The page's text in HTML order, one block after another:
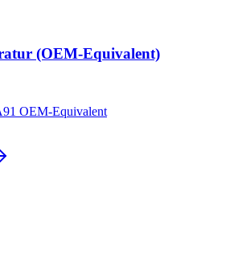
(OEM-Equivalent)
OEM-Equivalent